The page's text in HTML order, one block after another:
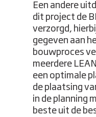
Een andere
dit project de
verzorgd,
gegeven aan
bouwproces
meerdere
een optimale
de plaatsing
in de planning
beste uit de